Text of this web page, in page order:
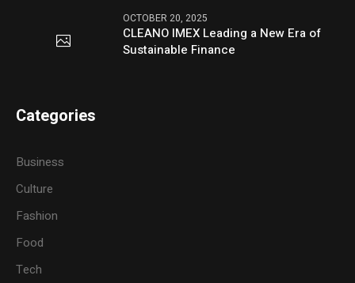
OCTOBER 20, 2025
CLEANO IMEX Leading a New Era of
Sustainable Finance
Categories
Business
Culture
Fashion
Food
Tech